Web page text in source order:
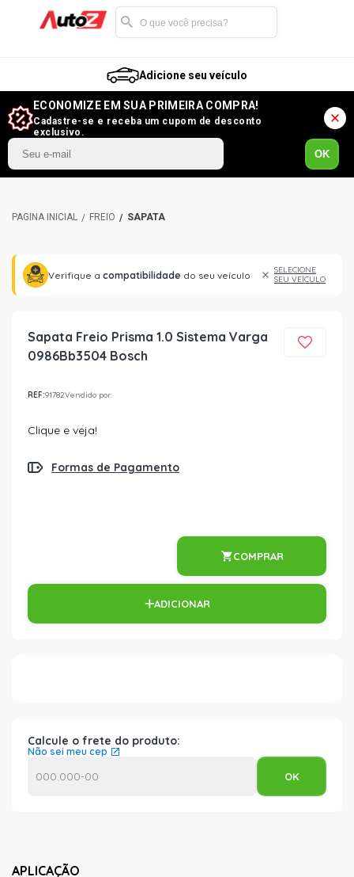
Adicione seu veículo
ECONOMIZE EM SUA PRIMEIRA COMPRA!
Cadastre-se e receba um cupom de desconto
exclusivo.
OK
FREIO SAPATA
Verifique a compatibilidade do seu veículo
SELECIONE
SEU VEÍCULO
Sapata Freio Prisma 1.0 Sistema Varga
0986Bb3504 Bosch
REF:91782Vendido por:
Clique e veja!
Formas de Pagamento
COMPRAR
ADICIONAR
Calcule o frete do produto:
Não sei meu cep
APLICAÇÃO